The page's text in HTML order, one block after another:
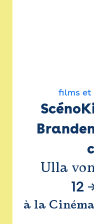
films et
Ulla
12
à la